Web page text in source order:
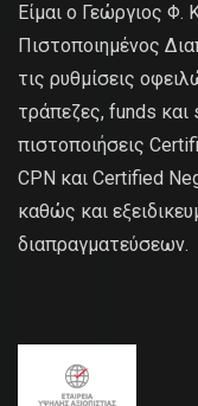
Είμαι ο Γεώργιος Φ.
Πιστοποιημένος
τις ρυθμίσεις
τράπεζες, funds
πιστοποιήσεις
CPN και Certified
καθώς και
διαπραγματεύσεων.